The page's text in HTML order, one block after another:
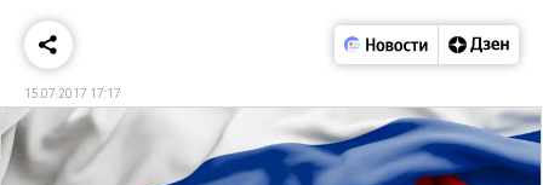
15.07.2017 17:17